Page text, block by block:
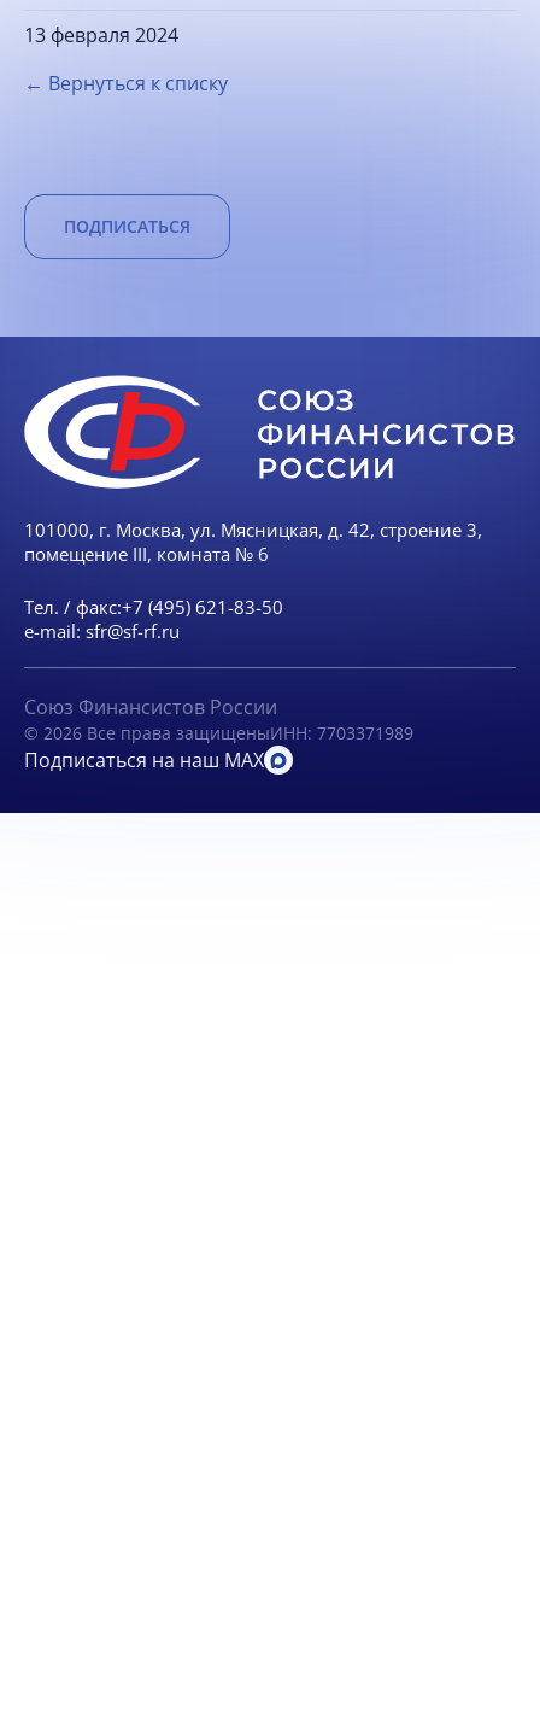
13 февраля 2024
← Вернуться к списку
ПОДПИСАТЬСЯ
101000, г. Москва, ул. Мясницкая, д. 42, строение 3,
помещение III, комната № 6
Тел. / факс:+7 (495) 621-83-50
e-mail: sfr@sf-rf.ru
Союз Финансистов России
© 2026 Все права защищеныИНН: 7703371989
Подписаться на наш MAX